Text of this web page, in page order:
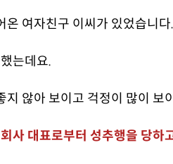
온 여자친구 이씨가 있었습니다.
는데요.
않아 보이고 걱정이 많이 보
회사 대표로부터 성추행을 당하